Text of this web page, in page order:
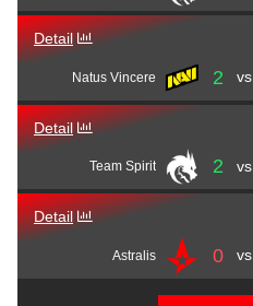
RasmusHooXiNielsen
JoãostoryVieira
arrozdoce
Detail
Natus Vincere 2 vs
Detail
Team Spirit 2 vs
Detail
Astralis 0 vs